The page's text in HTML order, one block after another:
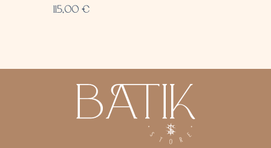
115,00 €